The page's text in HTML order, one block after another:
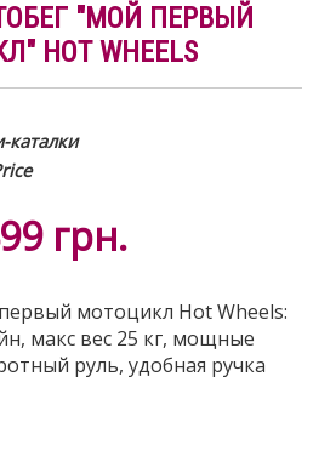
"МОЙ ПЕРВЫЙ
HOT WHEELS
каталки
грн.
мотоцикл Hot Wheels:
макс вес 25 кг, мощные
руль, удобная ручка